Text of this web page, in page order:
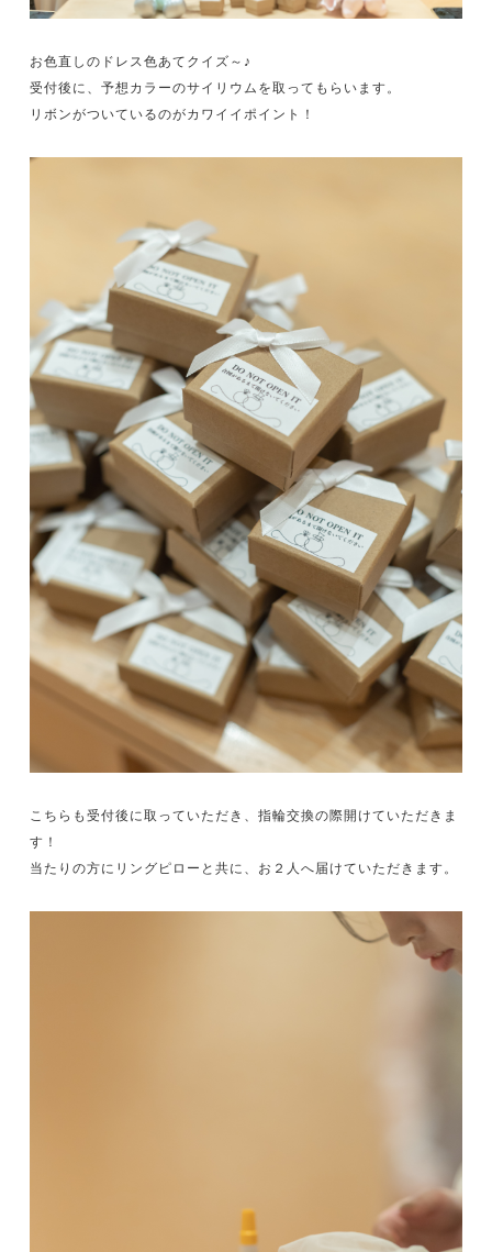
お色直しのドレス色あてクイズ～♪
受付後に、予想カラーのサイリウムを取ってもらいます。
リボンがついているのがカワイイポイント！
こちらも受付後に取っていただき、指輪交換の際開けていただきま
す！
当たりの方にリングピローと共に、お２人へ届けていただきます。